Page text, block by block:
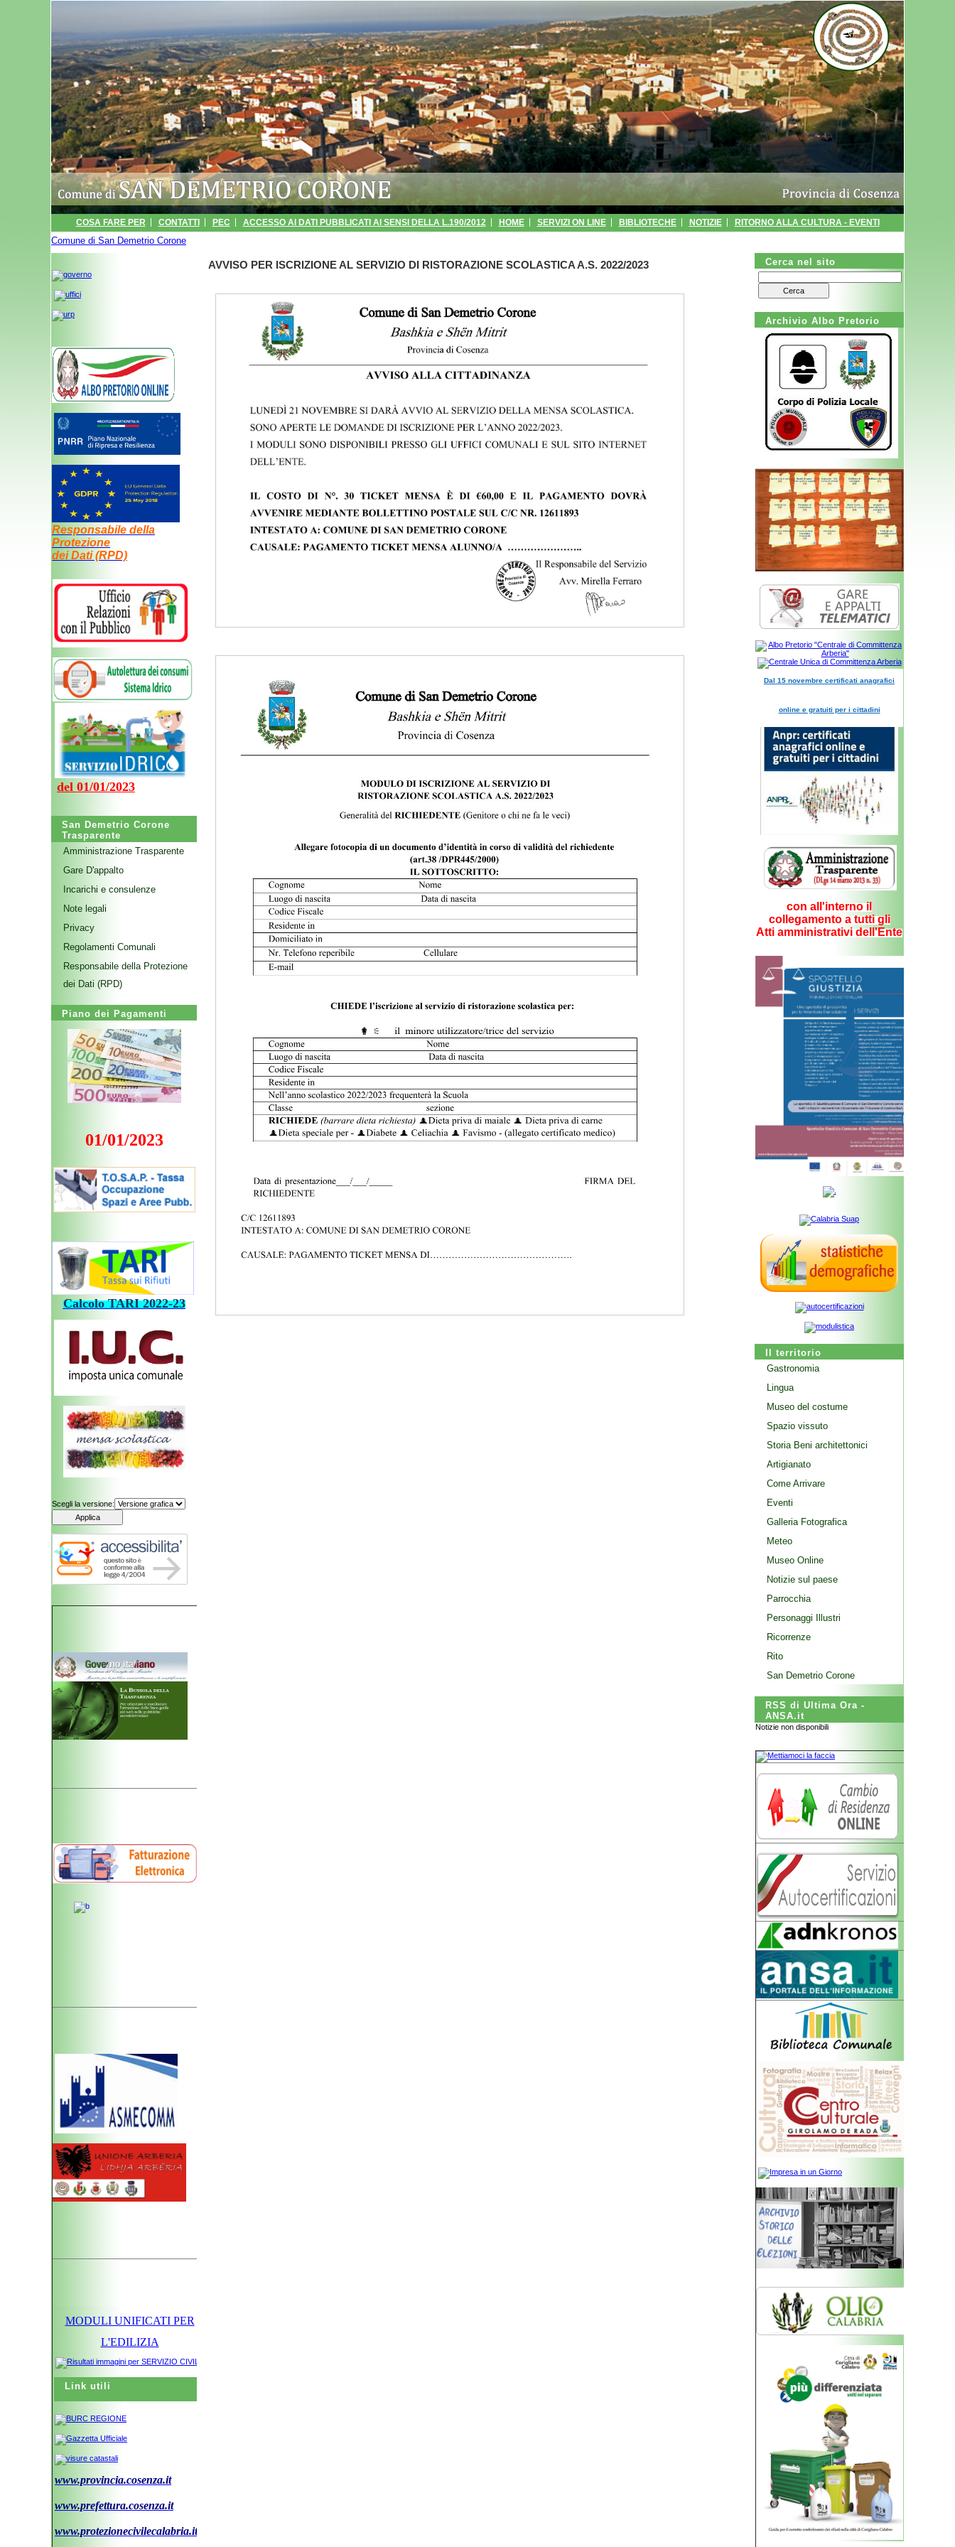
COSA FARE PER CONTATTI PEC ACCESSO AI DATI PUBBLICATI AI SENSI DELLA L.190/2012 HOME SERVIZI ON LINE BIBLIOTECHE NOTIZIE
RITORNO ALLA CULTURA - EVENTI
INFORMATIVA
ARCHIVIO EVENTI
Comune di San Demetrio Corone
Responsabile della
Protezione
dei Dati (RPD)
del 01/01/2023
San Demetrio Corone
Trasparente
Amministrazione Trasparente
Gare D'appalto
Incarichi e consulenze
Note legali
Privacy
Regolamenti Comunali
Responsabile della Protezione
dei Dati (RPD)
Piano dei Pagamenti
01/01/2023
CalcoloTARI2022-23
Scegli la versione:
MODULI UNIFICATI PER
L'EDILIZIA
Link utili
www.provincia.cosenza.it
www.prefettura.cosenza.it
www.protezionecivilecalabria.it
Cerca nel sito
Archivio Albo Pretorio
Dal 15 novembre certificati anagrafici
online e gratuiti per i cittadini
con all'interno il
collegamento a tutti gli
Atti amministrativi dell'Ente
Il territorio
Gastronomia
Lingua
Museo del costume
Spazio vissuto
Storia Beni architettonici
Artigianato
Come Arrivare
Eventi
Galleria Fotografica
Meteo
Museo Online
Notizie sul paese
Parrocchia
Personaggi Illustri
Ricorrenze
Rito
San Demetrio Corone
RSS di Ultima Ora -
ANSA.it
Notizie non disponibili
AVVISO PER ISCRIZIONE AL SERVIZIO DI RISTORAZIONE SCOLASTICA A.S. 2022/2023